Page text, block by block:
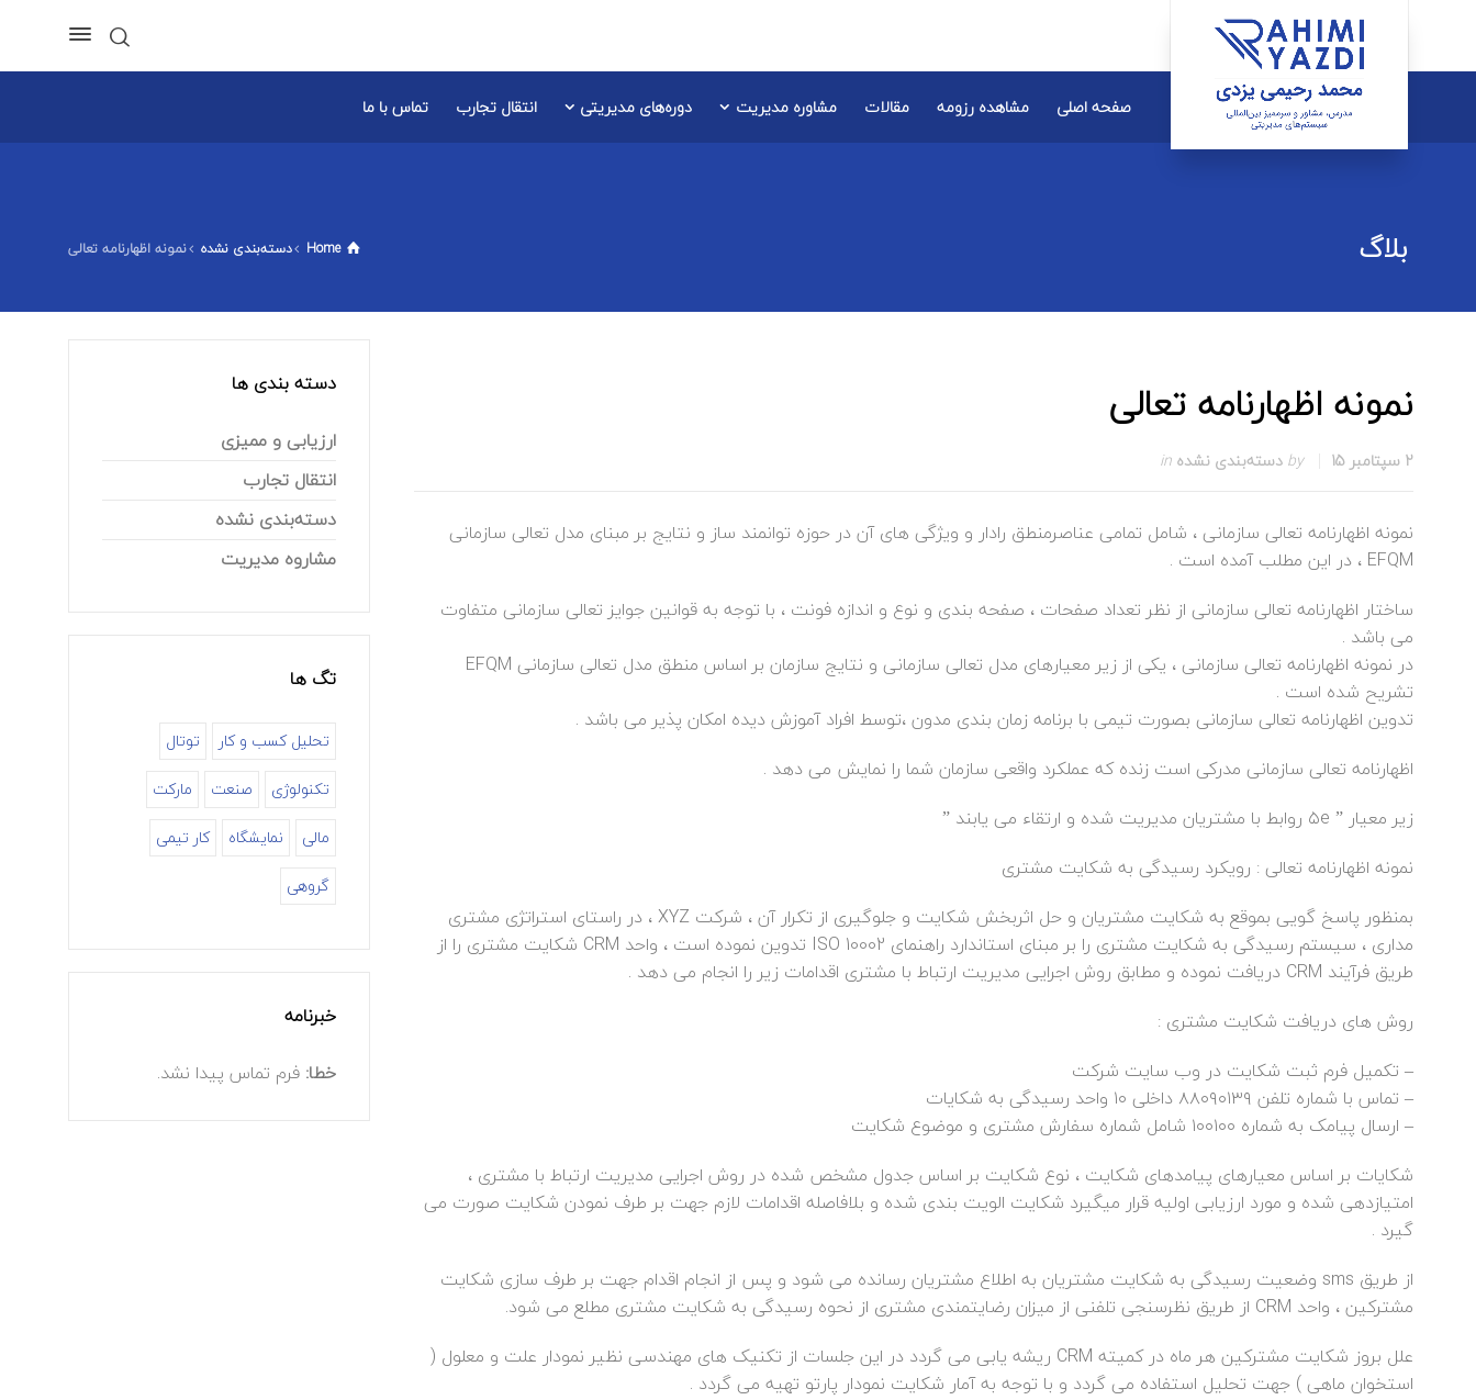
صفحه اصلی مشاهده رزومه مقالات مشاوره مدیریت دوره‌های مدیریتی انتقال تجارب تماس با ما
بلاگ Home دسته‌بندی نشده نمونه اظهارنامه تعالی
نمونه اظهارنامه تعالی
2 سپتامبر 15 by دسته‌بندی نشده
نمونه اظهارنامه تعالی سازمانی ، شامل تمامی عناصرمنطق رادار و ویژگی های آن در حوزه توانمند ساز و نتایج بر مبنای مدل تعالی سازمانی
EFQM ، در این مطلب آمده است .
ساختار اظهارنامه تعالی سازمانی از نظر تعداد صفحات ، صفحه بندی و نوع و اندازه فونت ، با توجه به قوانین جوایز تعالی سازمانی متفاوت
می باشد .
در نمونه اظهارنامه تعالی سازمانی ، یکی از زیر معیارهای مدل تعالی سازمانی و نتایج سازمان بر اساس منطق مدل تعالی سازمانی EFQM
تشریح شده است .
تدوین اظهارنامه تعالی سازمانی بصورت تیمی با برنامه زمان بندی مدون ،توسط افراد آموزش دیده امکان پذیر می باشد .
اظهارنامه تعالی سازمانی مدرکی است زنده که عملکرد واقعی سازمان شما را نمایش می دهد .
زیر معیار ” ۵e روابط با مشتریان مدیریت شده و ارتقاء می یابند ”
نمونه اظهارنامه تعالی : رویکرد رسیدگی به شکایت مشتری
بمنظور پاسخ گویی بموقع به شکایت مشتریان و حل اثربخش شکایت و جلوگیری از تکرار آن ، شرکت XYZ ، در راستای استراتژی مشتری
مداری ، سیستم رسیدگی به شکایت مشتری را بر مبنای استاندارد راهنمای ISO 10002 تدوین نموده است ، واحد CRM شکایت مشتری را از
طریق فرآیند CRM دریافت نموده و مطابق روش اجرایی مدیریت ارتباط با مشتری اقدامات زیر را انجام می دهد .
روش های دریافت شکایت مشتری :
– تکمیل فرم ثبت شکایت در وب سایت شرکت
– تماس با شماره تلفن ۸۸۰۹۰۱۳۹ داخلی ۱۰ واحد رسیدگی به شکایات
– ارسال پیامک به شماره ۱۰۰۱۰۰ شامل شماره سفارش مشتری و موضوع شکایت
شکایات بر اساس معیارهای پیامدهای شکایت ، نوع شکایت بر اساس جدول مشخص شده در روش اجرایی مدیریت ارتباط با مشتری ،
امتیازدهی شده و مورد ارزیابی اولیه قرار میگیرد شکایت الویت بندی شده و بلافاصله اقدامات لازم جهت بر طرف نمودن شکایت صورت می
گیرد .
از طریق sms وضعیت رسیدگی به شکایت مشتریان به اطلاع مشتریان رسانده می شود و پس از انجام اقدام جهت بر طرف سازی شکایت
مشترکین ، واحد CRM از طریق نظرسنجی تلفنی از میزان رضایتمندی مشتری از نحوه رسیدگی به شکایت مشتری مطلع می شود.
علل بروز شکایت مشترکین هر ماه در کمیته CRM ریشه یابی می گردد در این جلسات از تکنیک های مهندسی نظیر نمودار علت و معلول (
استخوان ماهی ) جهت تحلیل استفاده می گردد و با توجه به آمار شکایت نمودار پارتو تهیه می گردد .
دسته بندی ها
ارزیابی و ممیزی
انتقال تجارب
دسته‌بندی نشده
مشاروه مدیریت
تگ ها
تحلیل کسب و کار
توتال
تکنولوژی
صنعت
مارکت
مالی
نمایشگاه
کار تیمی
گروهی
خبرنامه
خطا: فرم تماس پیدا نشد.